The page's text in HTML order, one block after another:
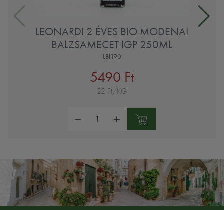
LEONARDI 2 ÉVES BIO MODENAI
BALZSAMECET IGP 250ML
LBl190
5490 Ft
22 Ft/KG